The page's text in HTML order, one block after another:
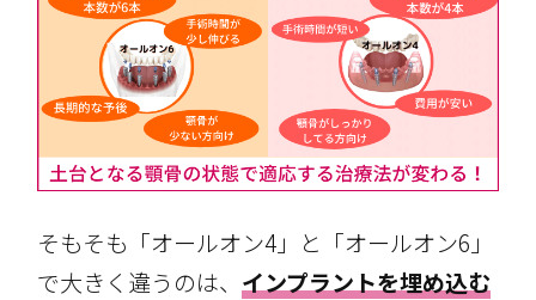
そもそも「オールオン4」と「オールオン6」
で大きく違うのは、インプラントを埋め込む